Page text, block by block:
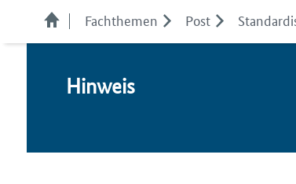
Fachthemen Post
Hin­weis